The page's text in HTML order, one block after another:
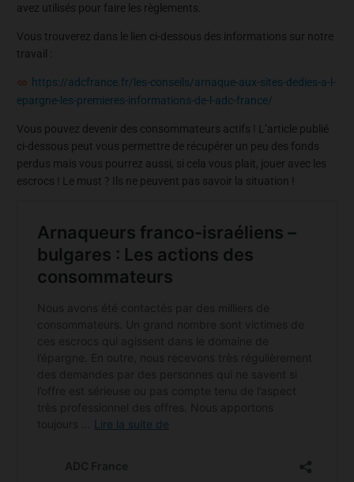
avez utilisés pour faire les règlements.
Vous trouverez dans le lien ci-dessous des informations sur notre
travail :
https://adcfrance.fr/les-conseils/arnaque-aux-sites-dedies-a-l-
epargne-les-premieres-informations-de-l-adc-france/
Vous pouvez devenir des consommateurs actifs ! L’article publié
ci-dessous peut vous permettre de récupérer un peu des fonds
perdus mais vous pourrez aussi, si cela vous plait, jouer avec les
escrocs ! Le must ? Ils ne peuvent pas savoir la situation !